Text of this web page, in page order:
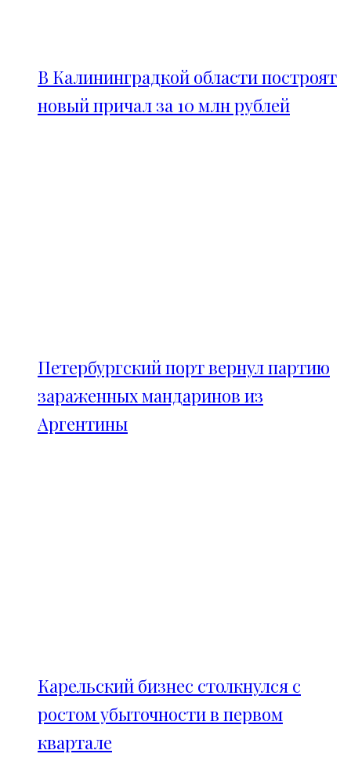
В Калининградкой области построят
новый причал за 10 млн рублей
Петербургский порт вернул партию
зараженных мандаринов из
Аргентины
Карельский бизнес столкнулся с
ростом убыточности в первом
квартале